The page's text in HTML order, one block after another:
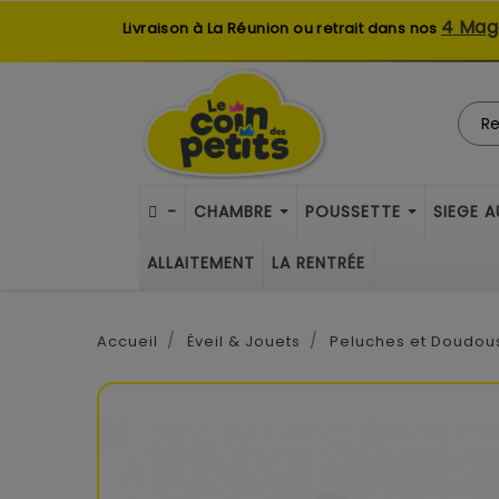
Livraison à La Réunion ou retrait dans nos 4
- CHAMBRE POUSSETTE SIEGE
ALLAITEMENT LA RENTRÉE
Accueil Éveil & Jouets Peluches et